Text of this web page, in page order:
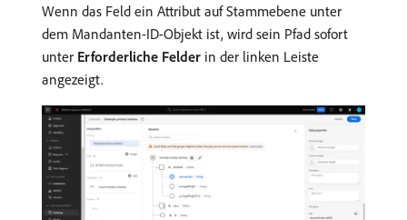
Wenn das Feld ein Attribut auf Stammebene unter
dem Mandanten-ID-Objekt ist, wird sein Pfad sofort
unter Erforderliche Felder in der linken Leiste
angezeigt.